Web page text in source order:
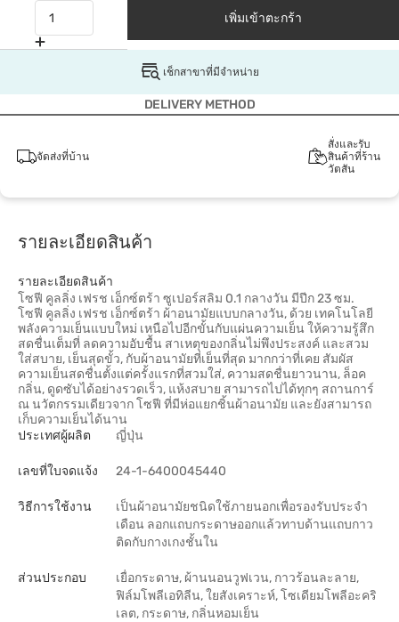
เพิ่มเข้าตะกร้า
เช็กสาขาที่มีจำหน่าย
DELIVERY METHOD
จัดส่งที่บ้าน
สั่งและรับ
สินค้าที่ร้าน
วัตสัน
รายละเอียดสินค้า
รายละเอียดสินค้า
โซฟี คูลลิ่ง เฟรช เอ็กซ์ตร้า ซูเปอร์สลิม 0.1 กลางวัน มีปีก 23 ซม.
โซฟี คูลลิ่ง เฟรช เอ็กซ์ตร้า ผ้าอนามัยแบบกลางวัน, ด้วย เทคโนโลยี
พลังความเย็นแบบใหม่ เหนือไปอีกขั้นกับแผ่นความเย็น ให้ความรู้สึก
สดชื่นเต็มที่ ลดความอับชื้น สาเหตุของกลิ่นไม่พึงประสงค์ และสวม
ใส่สบาย, เย็นสุดขั้ว, กับผ้าอนามัยที่เย็นที่สุด มากกว่าที่เคย สัมผัส
ความเย็นสดชื่นตั้งแต่ครั้งแรกที่สวมใส่, ความสดชื่นยาวนาน, ล็อค
กลิ่น, ดูดซับได้อย่างรวดเร็ว, แห้งสบาย สามารถไปได้ทุกๆ สถานการ์
ณ นวัตกรรมเดียวจาก โซฟี ที่มีห่อแยกชิ้นผ้าอนามัย และยังสามารถ
เก็บความเย็นได้นาน
ประเทศผู้ผลิต
ญี่ปุ่น
เลขที่ใบจดแจ้ง 24-1-6400045440
วิธีการใช้งาน
เป็นผ้าอนามัยชนิดใช้ภายนอกเพื่อรองรับประจำ
เดือน ลอกแถบกระดาษออกแล้วทาบด้านแถบกาว
ติดกับกางเกงชั้นใน
ส่วนประกอบ
เยื่อกระดาษ, ผ้านนอนวูฟเวน, กาวร้อนละลาย,
ฟิล์มโพลีเอทิลีน, ใยสังเคราะห์, โซเดียมโพลีอะคริ
เลต, กระดาษ, กลิ่นหอมเย็น